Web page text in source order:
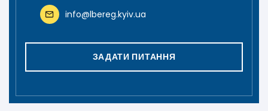
info@lbereg.kyiv.ua
ЗАДАТИ ПИТАННЯ